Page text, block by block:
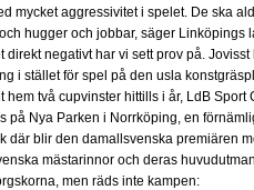
mycket aggressivitet i spelet. De ska
hugger och jobbar, säger Linköpings
negativt har vi sett prov på.
i stället för spel på den usla
två cupvinster hittills i år, LdB Sport
Nya Parken i Norrköping, en
där blir den damallsvenska premiären
mästarinnor och deras
men räds inte kampen: